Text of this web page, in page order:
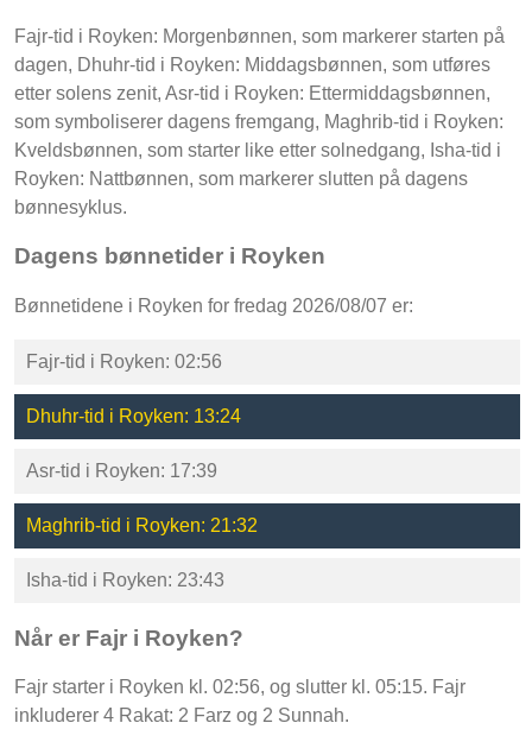
Fajr-tid i Royken: Morgenbønnen, som markerer starten på
dagen, Dhuhr-tid i Royken: Middagsbønnen, som utføres
etter solens zenit, Asr-tid i Royken: Ettermiddagsbønnen,
som symboliserer dagens fremgang, Maghrib-tid i Royken:
Kveldsbønnen, som starter like etter solnedgang, Isha-tid i
Royken: Nattbønnen, som markerer slutten på dagens
bønnesyklus.
Dagens bønnetider i Royken
Bønnetidene i Royken for fredag 2026/08/07 er:
Fajr-tid i Royken: 02:56
Dhuhr-tid i Royken: 13:24
Asr-tid i Royken: 17:39
Maghrib-tid i Royken: 21:32
Isha-tid i Royken: 23:43
Når er Fajr i Royken?
Fajr starter i Royken kl. 02:56, og slutter kl. 05:15. Fajr
inkluderer 4 Rakat: 2 Farz og 2 Sunnah.